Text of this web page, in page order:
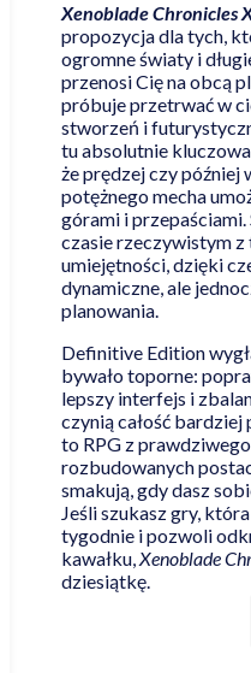
Xenoblade Chronicles
propozycja dla tych,
ogromne światy i
przenosi Cię na obcą
próbuje przetrwać w
stworzeń i
tu absolutnie
że prędzej czy później
potężnego mecha
górami i
czasie rzeczywistym
umiejętności, dzięki
dynamiczne, ale
planowania.
Definitive Edition
bywało toporne:
lepszy interfejs i
czynią całość
to RPG z
rozbudowanych
smakują, gdy dasz
Jeśli szukasz gry,
tygodnie i pozwoli
kawałku,Xenoblade
dziesiątkę.